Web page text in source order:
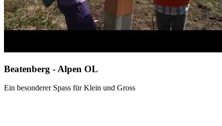
Beatenberg - Alpen OL
Ein besonderer Spass für Klein und Gross